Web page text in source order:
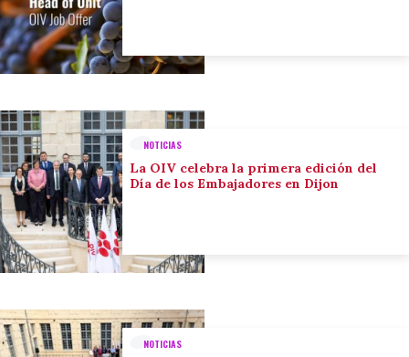
NOTICIAS
La OIV celebra la primera edición del
Día de los Embajadores en Dijon
NOTICIAS